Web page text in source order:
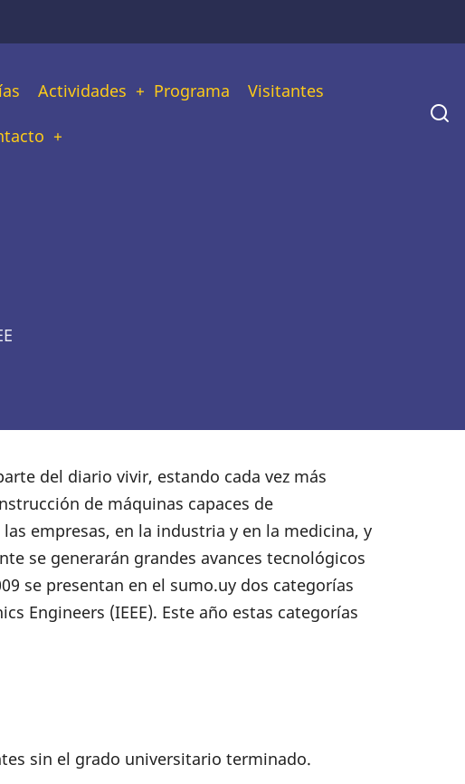
Actividades Programa Visitantes
del diario vivir, estando cada vez más
de máquinas capaces de
empresas, en la industria y en la medicina, y
se generarán grandes avances tecnológicos
se presentan en el sumo.uy dos categorías
Engineers (IEEE). Este año estas categorías
sin el grado universitario terminado.